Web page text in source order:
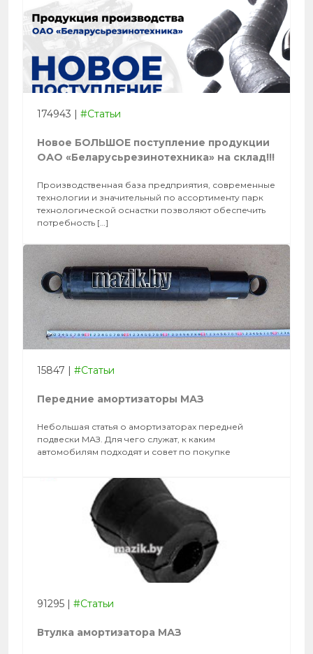
174943 | #Статьи
Новое БОЛЬШОЕ поступление продукции
ОАО «Беларусьрезинотехника» на склад!!!
Производственная база предприятия, сов­ре­мен­ные
тех­но­логии и зна­читель­ный по ас­сорти­мен­ту парк
тех­но­логи­чес­кой оснастки позволяют обес­пе­чить
пот­ребность […]
15847 | #Статьи
Передние амортизаторы МАЗ
Небольшая статья о амортизаторах передней
подвески МАЗ. Для чего служат, к каким
автомобилям подходят и совет по покупке
91295 | #Статьи
Втулка амортизатора МАЗ